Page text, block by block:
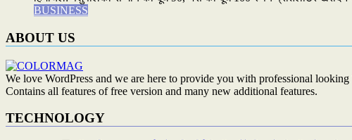
BUSINESS
ABOUT US
We love WordPress and we are here to provide you with professional
Contains all features of free version and many new additional features.
TECHNOLOGY